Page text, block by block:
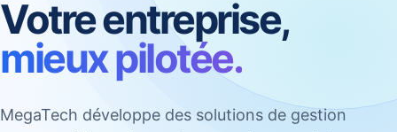
Votre entreprise,
mieux pilotée.
MegaTech développe des solutions de gestion